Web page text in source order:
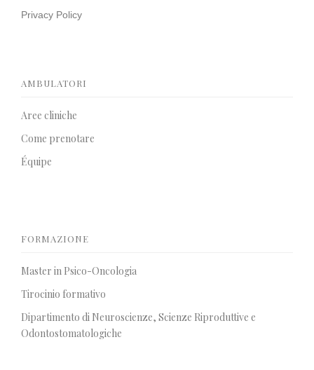
Privacy Policy
AMBULATORI
Aree cliniche
Come prenotare
Équipe
FORMAZIONE
Master in Psico-Oncologia
Tirocinio formativo
Dipartimento di Neuroscienze, Scienze Riproduttive e
Odontostomatologiche